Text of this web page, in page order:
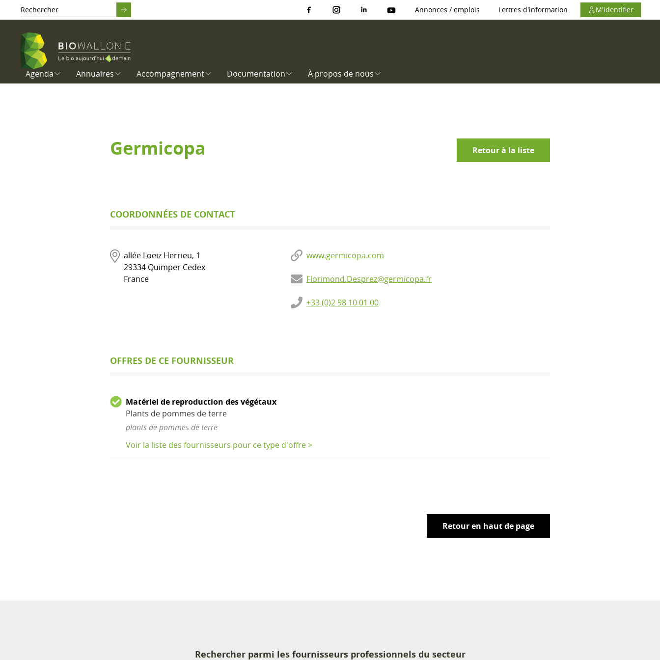
Annonces / emplois Lettres d'information M'identifier
Agenda Annuaires Accompagnement Documentation À propos de nous
Germicopa Retour à la liste
COORDONNÉES DE CONTACT
allée Loeiz Herrieu, 1
29334 Quimper Cedex
France
www.germicopa.com
Florimond.Desprez@germicopa.fr
+33 (0)2 98 10 01 00
OFFRES DE CE FOURNISSEUR
Matériel de reproduction des végétaux
Plants de pommes de terre
plants de pommes de terre
Voir la liste des fournisseurs pour ce type d'offre >
Retour en haut de page
Rechercher parmi les fournisseurs professionnels du secteur